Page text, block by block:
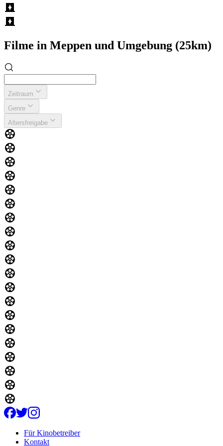
Filme in Meppen und Umgebung (25km)
Zeitraum
Genre
Altersfreigabe
Für Kinobetreiber
Kontakt